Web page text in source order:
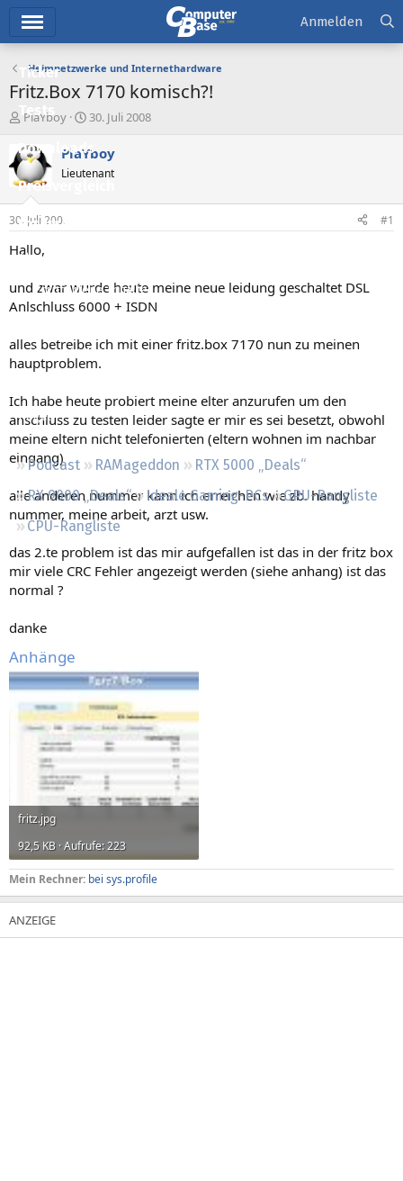
Ticker
Tests
Downloads
Preisvergleich
Forum
Aktuelles
Empfohlene Inhalte
Neueste Aktivitäten
Regeln
Podcast RAMageddon
RTX 5000 „Deals“
RX 9000 „Deals“
Ideale Gaming-PCs
GPU-Rangliste
CPU-Rangliste
Anmelden
Heimnetzwerke und Internethardware
Fritz.Box 7170 komisch?!
E
s
t
e
e
r
PlaYboy
E
s
e
t
30. Juli 2008
PlaYboy
Lieutenant
30. Juli 2008 #1
Hallo,
und zwar wurde heute meine neue leidung geschaltet DSL
Anlschluss 6000 + ISDN
alles betreibe ich mit einer fritz.box 7170 nun zu meinen
hauptproblem.
Ich habe heute probiert meine elter anzurufen um den
anschluss zu testen leider sagte er mir es sei besetzt, obwohl
meine eltern nicht telefonierten (eltern wohnen im nachbar
eingang)
alle anderen nummer kann ich erreichen wie zb. handy
nummer, meine arbeit, arzt usw.
das 2.te problem ist das mir aufgefallen ist das in der fritz box
mir viele CRC Fehler angezeigt werden (siehe anhang) ist das
normal ?
danke
Anhänge
fritz.jpg
92,5 KB · Aufrufe: 223
Mein Rechner: bei sys.profile